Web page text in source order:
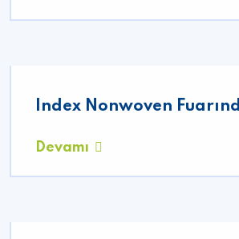
Index Nonwoven
Devamı